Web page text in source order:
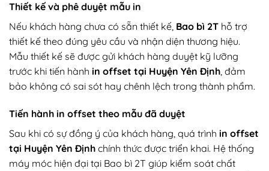
Thiết kế và phê duyệt mẫu in
Nếu khách hàng chưa có sẵn thiết kế, Bao bì 2T hỗ trợ
thiết kế theo đúng yêu cầu và nhận diện thương hiệu.
Mẫu thiết kế sẽ được gửi khách hàng duyệt kỹ lưỡng
trước khi tiến hành in offset tại Huyện Yên Định, đảm
bảo không có sai sót hay chênh lệch trong thành phẩm.
Tiến hành in offset theo mẫu đã duyệt
Sau khi có sự đồng ý của khách hàng, quá trình in offset
tại Huyện Yên Định chính thức được triển khai. Hệ thống
máy móc hiện đại tại Bao bì 2T giúp kiểm soát chất